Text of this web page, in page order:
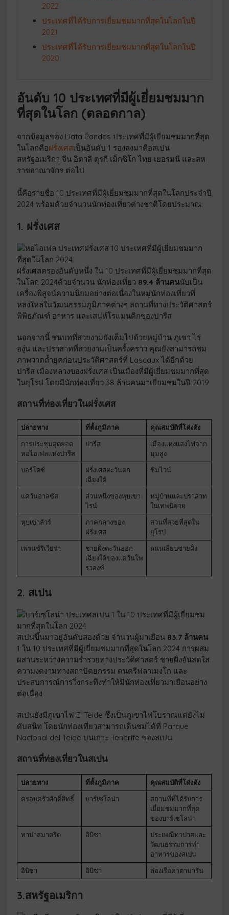
2022
ประเทศที่ได้รับการเยี่ยมชมมากที่สุดในโลกในปี
2021
ประเทศที่ได้รับการเยี่ยมชมมากที่สุดในโลกในปี
2020
อันดับ 10 ประเทศที่มีผู้เยี่ยมชมมาก
ที่สุดในโลก (ตลอดกาล)
จากข้อมูลของ Data Pandas ประเทศที่มีผู้เยี่ยมชมมากที่สุด
ในโลกคือฝรั่งเศสเป็นอันดับ 1 รองลงมาคือสเปน
สหรัฐอเมริกา จีน อิตาลี ตุรกี เม็กซิโก ไทย เยอรมนี และสห
ราชอาณาจักร ต่อไป
นี้คือรายชื่อ 10 ประเทศที่มีผู้เยี่ยมชมมากที่สุดในโลกประจำปี
2024 พร้อมด้วยจำนวนนักท่องเที่ยวต่างชาติโดยประมาณ:
1. ฝรั่งเศส
ฝรั่งเศสครองอันดับหนึ่ง ใน 10 ประเทศที่มีผู้เยี่ยมชมมากที่สุด
ในโลก 2024ด้วยจำนวน นักท่องเที่ยว 89.4 ล้านคนนับเป็น
เครื่องพิสูจน์ความนิยมอย่างต่อเนื่องในหมู่นักท่องเที่ยวที่
หลงใหลในวัฒนธรรมภูมิภาคต่างๆ สถานที่ทางประวัติศาสตร์
พิพิธภัณฑ์ อาหาร และเสน่ห์โรแมนติกของปารีส
นอกจากนี้ ชนบทที่สวยงามยังเต็มไปด้วยหมู่บ้าน ภูเขา ไร่
องุ่น และปราสาทที่สวยงามเป็นครั้งคราว คุณยังสามารถชม
ภาพวาดถ้ำยุคก่อนประวัติศาสตร์ที่ Lascaux ได้อีกด้วย
ปารีส เมืองหลวงของฝรั่งเศส เป็นเมืองที่มีผู้เยี่ยมชมมากที่สุด
ในยุโรป โดยมีนักท่องเที่ยว 38 ล้านคนมาเยี่ยมชมในปี 2019
สถานที่ท่องเที่ยวในฝรั่งเศส
ปลายทาง ที่ตั้งภูมิภาค
คุณสมบัติที่โด่งดัง
การประชุมสุดยอด
หอไอเฟลแห่งปารีส
ปารีส
เมืองแห่งแสงไฟจาก
มุมสูง
บอร์โดซ์
ฝรั่งเศสตะวันตก
เฉียงใต้
ชิมไวน์
แคว้นอาลซัส
ส่วนหนึ่งของหุบเขา
ไรน์
หมู่บ้านและปราสาท
ในเทพนิยาย
หุบเขาลัวร์
ภาคกลางของ
ฝรั่งเศส
สวนที่สวยที่สุดใน
ยุโรป
เฟรนช์ริเวียร่า
ชายฝั่งตะวันออก
เฉียงใต้ของแคว้นโพ
รวองซ์
ถนนเลียบชายฝั่ง
2. สเปน
สเปนขึ้นมาอยู่อันดับสองด้วย จำนวนผู้มาเยือน 83.7 ล้านคน
1 ใน 10 ประเทศที่มีผู้เยี่ยมชมมากที่สุดในโลก 2024 การผสม
ผสานระหว่างความร่ำรวยทางประวัติศาสตร์ ชายฝั่งอันสดใส
ความงดงามทางสถาปัตยกรรม ดนตรีฟลาเมงโก และ
ประสบการณ์การวิ่งกระทิงทำให้มีนักท่องเที่ยวมาเยือนอย่าง
ต่อเนื่อง
สเปนยังมีภูเขาไฟ El Teide ซึ่งเป็นภูเขาไฟโบราณแต่ยังไม่
ดับสนิท โดยนักท่องเที่ยวสามารถเดินชมได้ที่ Parque
Nacional del Teide บนเกาะ Tenerife ของสเปน
สถานที่ท่องเที่ยวในสเปน
ปลายทาง ที่ตั้งภูมิภาค
คุณสมบัติที่โด่งดัง
ครอบครัวศักดิ์สิทธิ์
บาร์เซโลน่า
สถานที่ที่ได้รับการ
เยี่ยมชมมากที่สุด
ของบาร์เซโลน่า
ทาปาสมาดริด
อิบิซา
ประเพณีทาปาสและ
วัฒนธรรมการทำ
อาหารของสเปน
อิบิซา
อิบิซา ล่องเรือคาตามารัน
3.สหรัฐอเมริกา